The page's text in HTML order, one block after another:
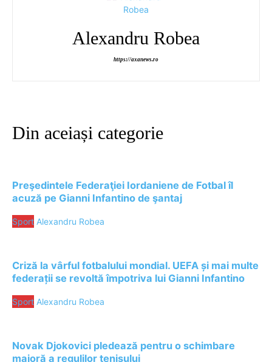
Alexandru Robea
https://axanews.ro
Din aceiași categorie
Preşedintele Federaţiei Iordaniene de Fotbal îl
acuză pe Gianni Infantino de şantaj
Sport Alexandru Robea
Criză la vârful fotbalului mondial. UEFA și mai multe
federații se revoltă împotriva lui Gianni Infantino
Sport Alexandru Robea
Novak Djokovici pledează pentru o schimbare
majoră a regulilor tenisului